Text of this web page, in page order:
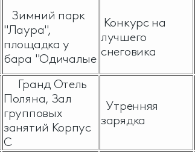
Зимний парк
"Лаура",
площадка у
бара "Одичалые
Конкурс на
лучшего
снеговика
Гранд Отель
Поляна, Зал
групповых
занятий Корпус
С
Утренняя
зарядка